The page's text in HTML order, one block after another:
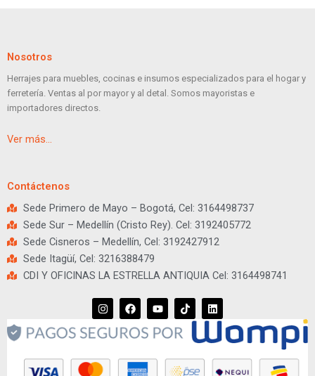
Nosotros
Herrajes para muebles, cocinas e insumos especializados para el hogar y
ferretería. Ventas al por mayor y al detal. Somos mayoristas e
importadores directos.
Ver más…
Contáctenos
Sede Primero de Mayo – Bogotá, Cel: 3164498737
Sede Sur – Medellín (Cristo Rey). Cel: 3192405772
Sede Cisneros – Medellín, Cel: 3192427912
Sede Itagüí, Cel: 3216388479
CDI Y OFICINAS LA ESTRELLA ANTIQUIA Cel: 3164498741
I
n
s
t
g
r
F
a
c
e
o
o
Y
o
u
t
T
i
k
k
L
i
n
e
d